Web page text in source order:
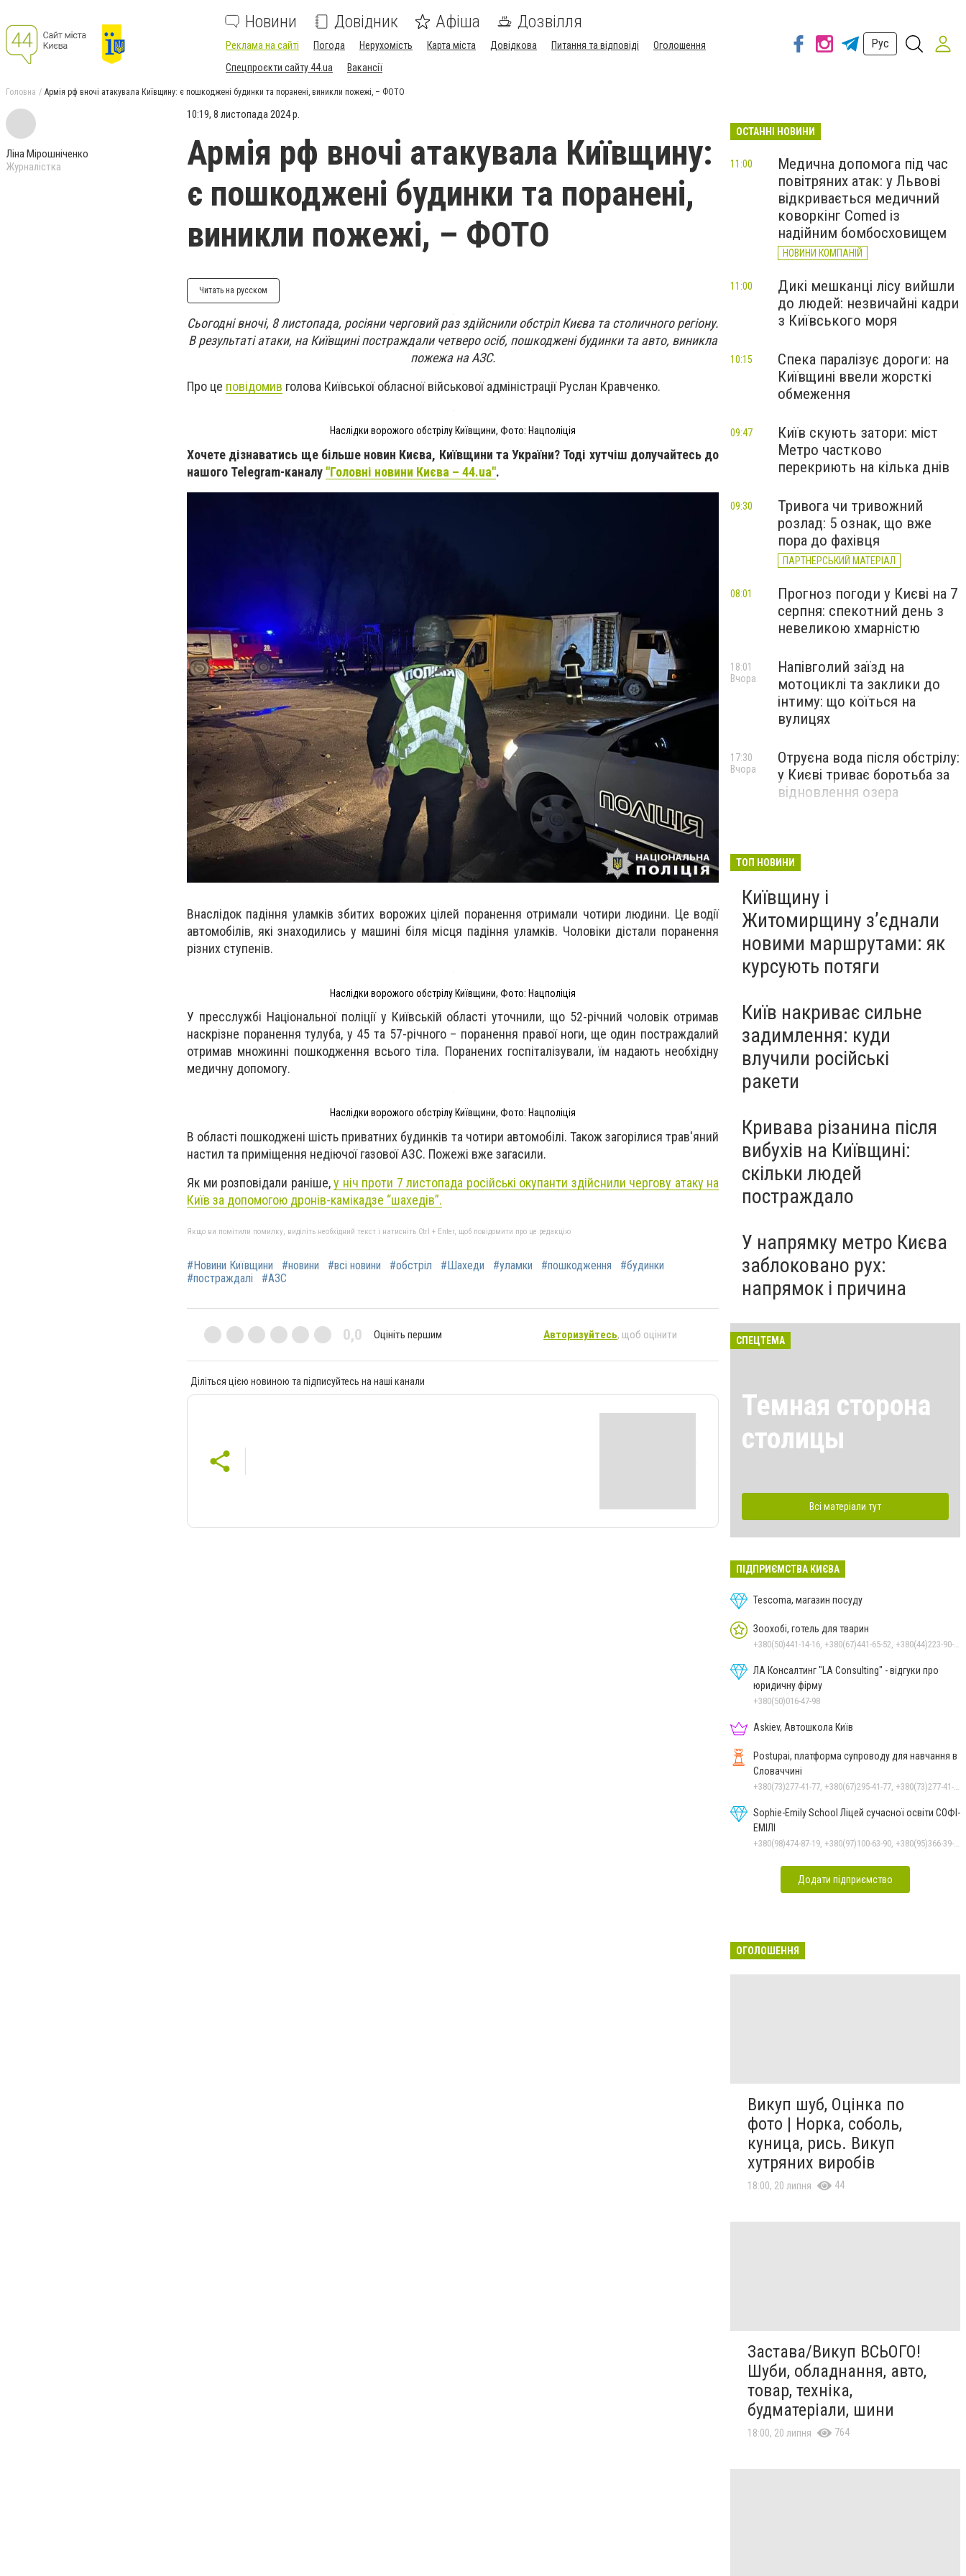
Новини Довідник Афіша Дозвілля
Реклама на сайті Погода Нерухомість Карта міста Довідкова Питання та відповіді
Оголошення
Спецпроєкти сайту 44.ua
Вакансії
Рус
Головна Армія рф вночі атакувала Київщину: є пошкоджені будинки та поранені, виникли пожежі, – ФОТО
Ліна Мірошніченко
Журналістка
10:19, 8 листопада 2024 р.
Армія рф вночі атакувала Київщину:
є пошкоджені будинки та поранені,
виникли пожежі, – ФОТО
Читать на русском
Сьогодні вночі, 8 листопада, росіяни черговий раз здійснили обстріл Києва та столичного регіону.
В результаті атаки, на Київщині постраждали четверо осіб, пошкоджені будинки та авто, виникла
пожежа на АЗС.
Про це повідомив голова Київської обласної військової адміністрації Руслан Кравченко.
Наслідки ворожого обстрілу Київщини, Фото: Нацполіція
Хочете дізнаватись ще більше новин Києва, Київщини та України? Тоді хутчіш долучайтесь до
нашого Telegram-каналу "Головні новини Києва – 44.ua".
Внаслідок падіння уламків збитих ворожих цілей поранення отримали чотири людини. Це водії
автомобілів, які знаходились у машині біля місця падіння уламків. Чоловіки дістали поранення
різних ступенів.
Наслідки ворожого обстрілу Київщини, Фото: Нацполіція
У пресслужбі Національної поліції у Київській області уточнили, що 52-річний чоловік отримав
наскрізне поранення тулуба, у 45 та 57-річного – поранення правої ноги, ще один постраждалий
отримав множинні пошкодження всього тіла. Поранених госпіталізували, їм надають необхідну
медичну допомогу.
Наслідки ворожого обстрілу Київщини, Фото: Нацполіція
В області пошкоджені шість приватних будинків та чотири автомобілі. Також загорілися трав'яний
настил та приміщення недіючої газової АЗС. Пожежі вже загасили.
Як ми розповідали раніше,у ніч проти 7 листопада російські окупанти здійснили чергову атаку на
Київ за допомогою дронів-камікадзе “шахедів”.
Якщо ви помітили помилку, виділіть необхідний текст і натисніть Ctrl + Enter, щоб повідомити про це редакцію
#Новини Київщини #новини #всі новини #обстріл #Шахеди #уламки #пошкодження
#будинки
#постраждалі
#АЗС
0,0 Оцініть першим Авторизуйтесь, щоб оцінити
Діліться цією новиною та підписуйтесь на наші канали
ОСТАННІ НОВИНИ
Медична допомога під час
повітряних атак: у Львові
відкривається медичний
коворкінг Comed із
надійним бомбосховищем
НОВИНИ КОМПАНІЙ
11:00
Дикі мешканці лісу вийшли
до людей: незвичайні кадри
з Київського моря
11:00
Спека паралізує дороги: на
Київщині ввели жорсткі
обмеження
10:15
Київ скують затори: міст
Метро частково
перекриють на кілька днів
09:47
Тривога чи тривожний
розлад: 5 ознак, що вже
пора до фахівця
ПАРТНЕРСЬКИЙ МАТЕРІАЛ
09:30
Прогноз погоди у Києві на 7
серпня: спекотний день з
невеликою хмарністю
08:01
Напівголий заїзд на
мотоциклі та заклики до
інтиму: що коїться на
вулицях
18:01
Вчора
Отруєна вода після обстрілу:
у Києві триває боротьба за
відновлення озера
17:30
Вчора
ТОП НОВИНИ
Київщину і
Житомирщину з’єднали
новими маршрутами: як
курсують потяги
Київ накриває сильне
задимлення: куди
влучили російські
ракети
Кривава різанина після
вибухів на Київщині:
скільки людей
постраждало
У напрямку метро Києва
заблоковано рух:
напрямок і причина
СПЕЦТЕМА
Темная сторона
столицы
Всі матеріали тут
ПІДПРИЄМСТВА КИЄВА
Tescoma, магазин посуду
Зоохобі, готель для тварин
ЛА Консалтинг "LA Consulting" - відгуки про
юридичну фірму
+380(50)016-47-98
Askiev, Автошкола Київ
Postupai, платформа супроводу для навчання в
Словаччині
Sophie-Emily School Ліцей сучасної освіти СОФІ-
ЕМІЛІ
Додати підприємство
ОГОЛОШЕННЯ
Викуп шуб, Оцінка по
фото | Норка, соболь,
куница, рись. Викуп
хутряних виробів
18:00, 20 липня 44
Застава/Викуп ВСЬОГО!
Шуби, обладнання, авто,
товар, техніка,
будматеріали, шини
18:00, 20 липня 764